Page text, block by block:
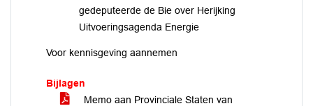
gedeputeerde de Bie over Herijking
Uitvoeringsagenda Energie
Voor kennisgeving aannemen
Bijlagen
Memo aan Provinciale Staten van